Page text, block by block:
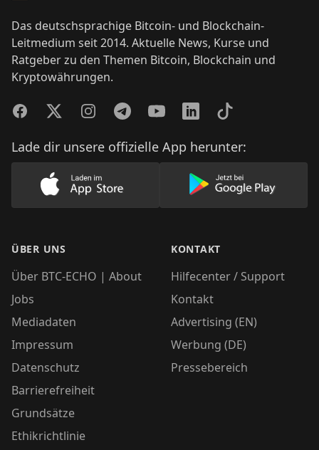
Das deutschsprachige Bitcoin- und Blockchain-
Leitmedium seit 2014. Aktuelle News, Kurse und
Ratgeber zu den Themen Bitcoin, Blockchain und
Kryptowährungen.
FacebookTwitterInstagramTelegramYouTubeLinkedInTikTok
Lade dir unsere offizielle App herunter:
Lade unsere App im AppStore herunter
Lade unsere
ÜBER UNS
Über BTC-ECHO | About
Jobs
Mediadaten
Impressum
Datenschutz
Barrierefreiheit
Grundsätze
Ethikrichtlinie
KONTAKT
Hilfecenter / Support
Kontakt
Advertising (EN)
Werbung (DE)
Pressebereich